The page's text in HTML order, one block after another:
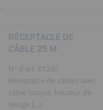
RÉCEPTACLE DE
CÂBLE 25 M
N° d'art. 01230
Réceptacle de câbles avec
câble souple, hauteur de
levage [...]